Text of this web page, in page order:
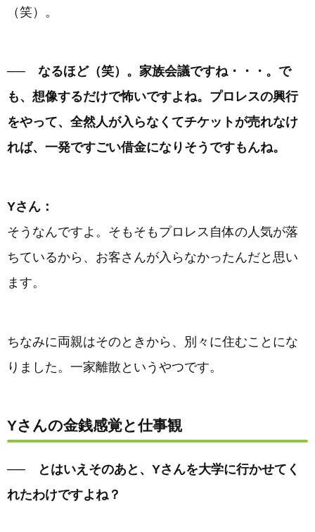
（笑）。
── なるほど（笑）。家族会議ですね・・・。で
も、想像するだけで怖いですよね。プロレスの興行
をやって、全然人が入らなくてチケットが売れなけ
れば、一発ですごい借金になりそうですもんね。
Yさん：
そうなんですよ。そもそもプロレス自体の人気が落
ちているから、お客さんが入らなかったんだと思い
ます。
ちなみに両親はそのときから、別々に住むことにな
りました。一家離散というやつです。
Yさんの金銭感覚と仕事観
── とはいえそのあと、Yさんを大学に行かせてく
れたわけですよね？